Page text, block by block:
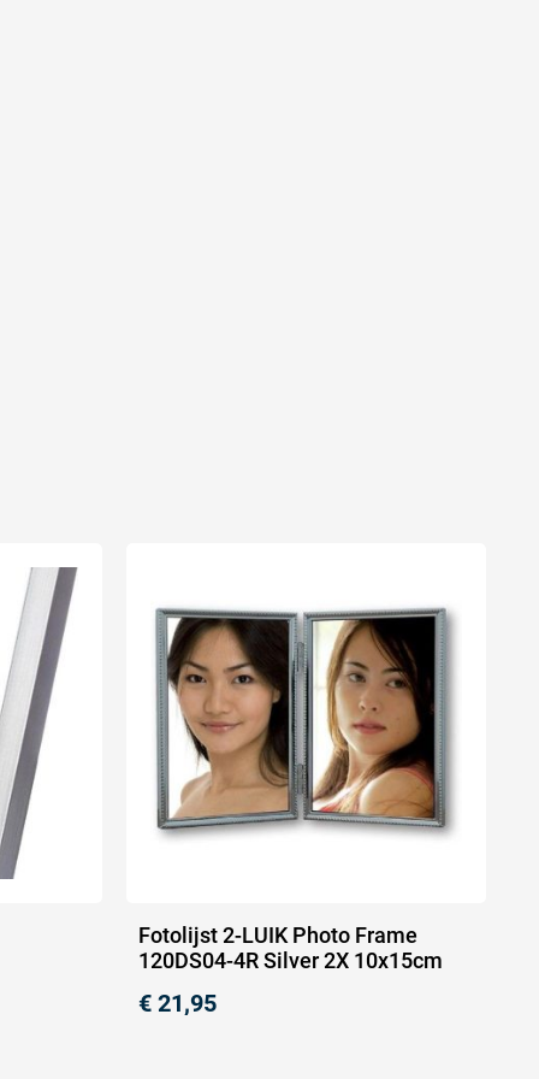
Fotolijst 2-LUIK Photo Frame
120DS04-4R Silver 2X 10x15cm
€ 21,95